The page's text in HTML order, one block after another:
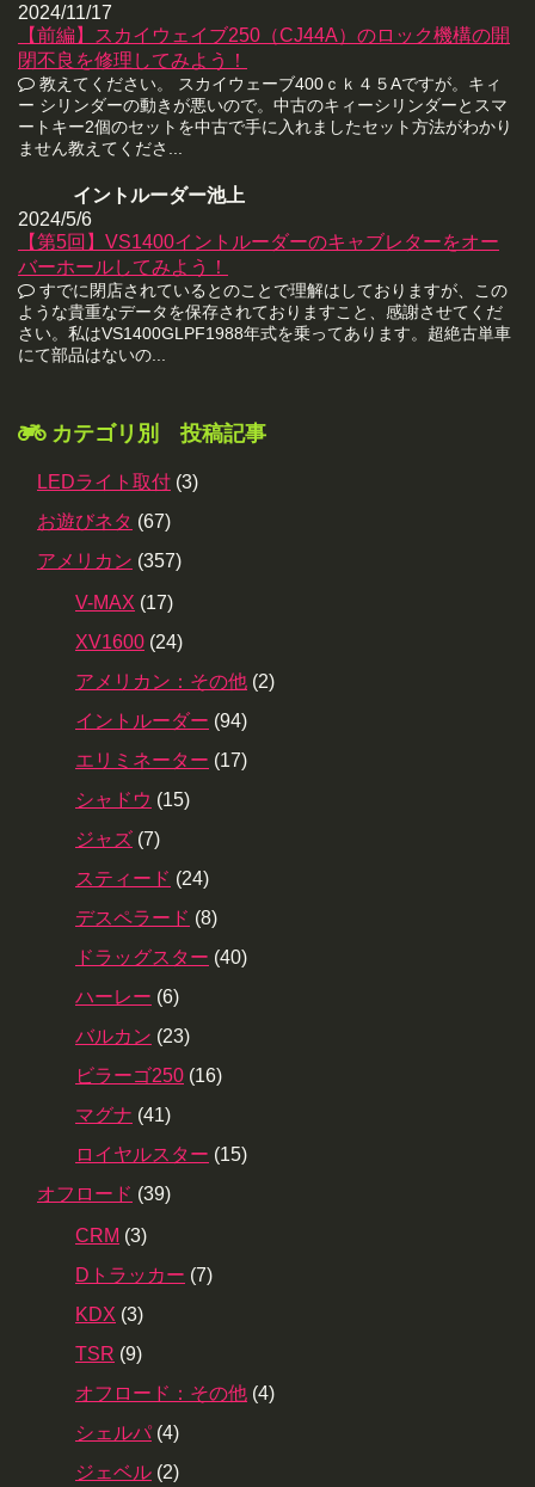
2024/11/17
【前編】スカイウェイブ250（CJ44A）のロック機構の開
閉不良を修理してみよう！
教えてください。 スカイウェーブ400ｃｋ４５Aですが。キィ
ー シリンダーの動きが悪いので。中古のキィーシリンダーとスマ
ートキー2個のセットを中古で手に入れましたセット方法がわかり
ません教えてくださ...
イントルーダー池上
2024/5/6
【第5回】VS1400イントルーダーのキャブレターをオー
バーホールしてみよう！
すでに閉店されているとのことで理解はしておりますが、この
ような貴重なデータを保存されておりますこと、感謝させてくだ
さい。私はVS1400GLPF1988年式を乗ってあります。超絶古単車
にて部品はないの...
カテゴリ別 投稿記事
LEDライト取付 (3)
お遊びネタ (67)
アメリカン (357)
V-MAX (17)
XV1600 (24)
アメリカン：その他 (2)
イントルーダー (94)
エリミネーター (17)
シャドウ (15)
ジャズ (7)
スティード (24)
デスペラード (8)
ドラッグスター (40)
ハーレー (6)
バルカン (23)
ビラーゴ250 (16)
マグナ (41)
ロイヤルスター (15)
オフロード (39)
CRM (3)
Dトラッカー (7)
KDX (3)
TSR (9)
オフロード：その他 (4)
シェルパ (4)
ジェベル (2)